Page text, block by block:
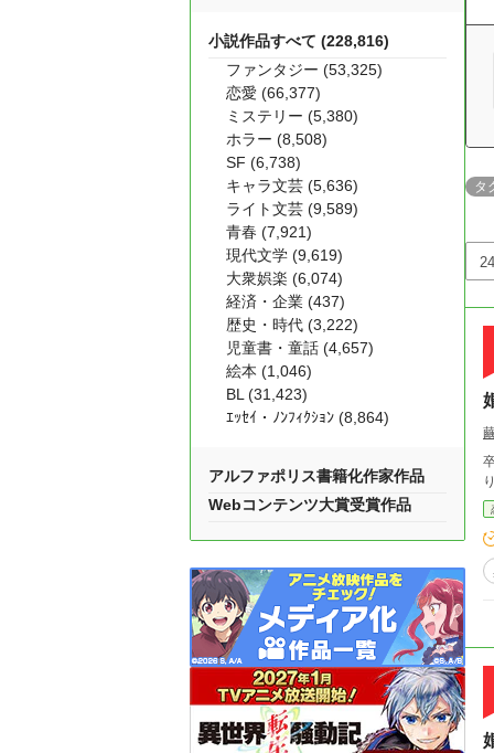
タ
小説作品すべて (228,816)
ファンタジー (53,325)
恋愛 (66,377)
ミステリー (5,380)
ホラー (8,508)
SF (6,738)
キャラ文芸 (5,636)
ライト文芸 (9,589)
青春 (7,921)
現代文学 (9,619)
大衆娯楽 (6,074)
経済・企業 (437)
歴史・時代 (3,222)
児童書・童話 (4,657)
絵本 (1,046)
BL (31,423)
ｴｯｾｲ・ﾉﾝﾌｨｸｼｮﾝ (8,864)
アルファポリス書籍化作家作品
Webコンテンツ大賞受賞作品